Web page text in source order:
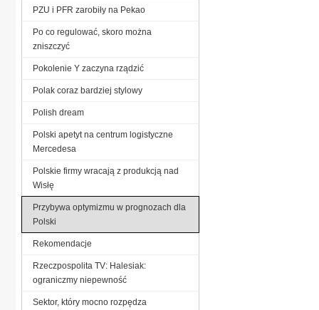
PZU i PFR zarobiły na Pekao
Po co regulować, skoro można
zniszczyć
Pokolenie Y zaczyna rządzić
Polak coraz bardziej stylowy
Polish dream
Polski apetyt na centrum logistyczne
Mercedesa
Polskie firmy wracają z produkcją nad
Wisłę
Przybywa optymizmu w prognozach dla
Polski
Rekomendacje
Rzeczpospolita TV: Halesiak:
ograniczmy niepewność
Sektor, który mocno rozpędza